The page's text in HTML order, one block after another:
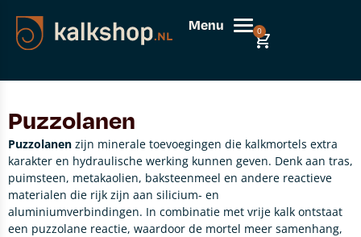
Menu 0
Puzzolanen
Puzzolanen zijn minerale toevoegingen die kalkmortels extra
karakter en hydraulische werking kunnen geven. Denk aan tras,
puimsteen, metakaolien, baksteenmeel en andere reactieve
materialen die rijk zijn aan silicium- en
aluminiumverbindingen. In combinatie met vrije kalk ontstaat
een puzzolane reactie, waardoor de mortel meer samenhang,